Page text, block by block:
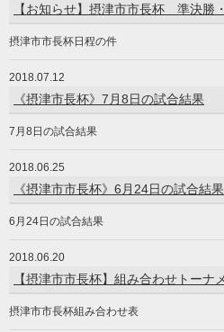
【お知らせ】摂津市市長杯 準決勝
摂津市市長杯日程の件
2018.07.12
《摂津市長杯》7月8日の試合結果
7月8日の試合結果
2018.06.25
《摂津市市長杯》6月24日の試合結果
6月24日の試合結果
2018.06.20
【摂津市市長杯】組み合わせトーナ
摂津市市長杯組み合わせ表